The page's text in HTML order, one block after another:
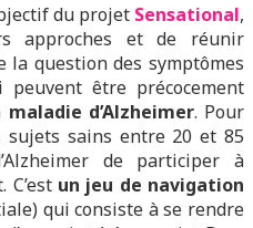
du projet Sensational,
approches et de réunir
question des symptômes
être précocement
maladie d’Alzheimer. Pour
sujets sains entre 20 et 85
de participer à
C’est un jeu de navigation
qui consiste à se rendre